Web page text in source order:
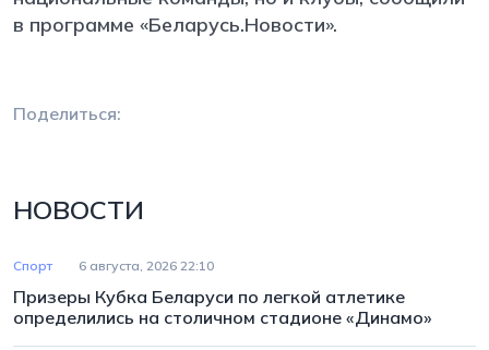
в программе «Беларусь.Новости».
Поделиться:
НОВОСТИ
Спорт 6 августа, 2026 22:10
Призеры Кубка Беларуси по легкой атлетике
определились на столичном стадионе «Динамо»